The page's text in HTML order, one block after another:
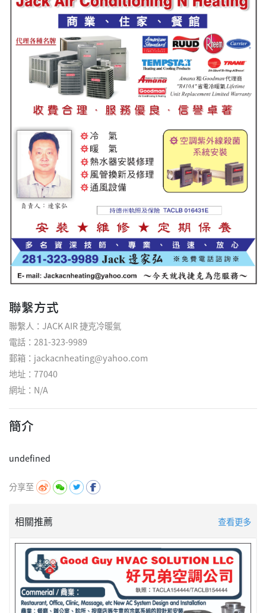
聯繫方式
聯繫人：JACK AIR 捷克冷暖氣
電話：281-323-9989
郵箱：jackacnheating@yahoo.com
地址：77040
網址： N/A
簡介
分享至
相關推薦 查看更多